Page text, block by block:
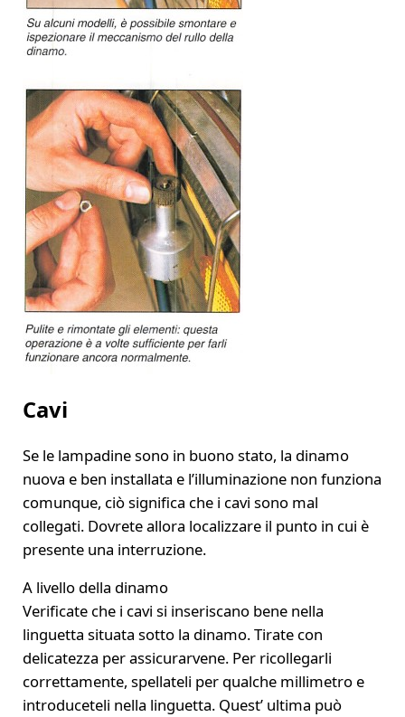
Cavi
Se le lampadine sono in buono stato, la dinamo
nuova e ben installata e l’illuminazione non funziona
comunque, ciò significa che i cavi sono mal
collegati. Dovrete allora localizzare il punto in cui è
presente una interruzione.
A livello della dinamo
Verificate che i cavi si inseriscano bene nella
linguetta situata sotto la dinamo. Tirate con
delicatezza per assicurarvene. Per ricollegarli
correttamente, spellateli per qualche millimetro e
introduceteli nella linguetta. Quest’ ultima può